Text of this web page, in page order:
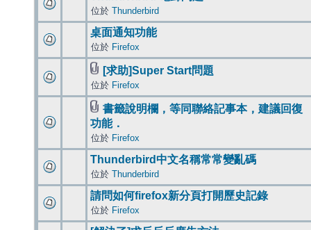
位於 Thunderbird
桌面通知功能
位於 Firefox
[求助]Super Start問題
位於 Firefox
書籤說明欄，等同聯絡記事本，建議回復
功能．
位於 Firefox
Thunderbird中文名稱常常變亂碼
位於 Thunderbird
請問如何firefox新分頁打開歷史記錄
位於 Firefox